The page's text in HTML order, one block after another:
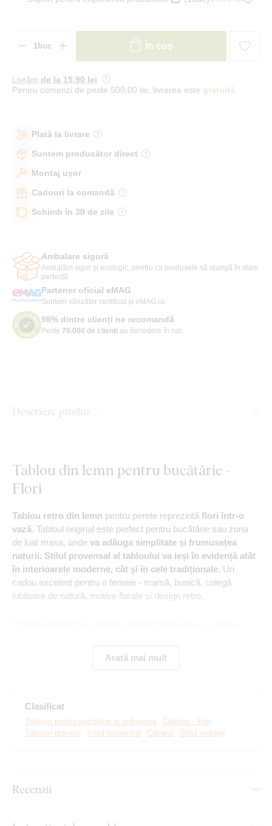
În coș
Livrăm de la 15,90 lei
Pentru comenzi de peste 500,00 lei, livrarea este gratuită
Plată la livrare
Suntem producător direct
Montaj ușor
Cadouri la comandă
Schimb în 30 de zile
Ambalare sigură
Ambalăm sigur și ecologic, pentru ca produsele să ajungă în stare
perfectă.
Partener oficial eMAG
Suntem vânzător certificat și eMAG.ro.
98% dintre clienți ne recomandă
Peste 70.000 de clienți au încredere în noi.
Descriere produs
Tablou din lemn pentru bucătărie -
Flori
Tablou retro din lemn pentru perete reprezintă flori într-o
vază. Tabloul original este perfect pentru bucătărie sau zona
de luat masa, unde va adăuga simplitate și frumusețea
naturii. Stilul provensal al tabloului va ieși în evidență atât
în interioarele moderne, cât și în cele tradiționale. Un
cadou excelent pentru o femeie - mamă, bunică, colegă
iubitoare de natură, motive florale și design retro.
Dați viață pereților goi cu o operă de artă unică.
Principalele avantaje ale produsului:
Tablou retro din lemn
Arată mai mult
Clasificat
Tablouri pentru bucătărie și sufragerie
Tablouri - Flori
Tablouri gravate
Stilul provensal Cabană Stilul vintage
Recenzii